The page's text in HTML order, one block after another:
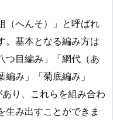
（へんそ）」と呼ばれ
。基本となる編み方は
つ目編み」「網代（あ
み」「菊底編み」
り、これらを組み合わ
生み出すことができま